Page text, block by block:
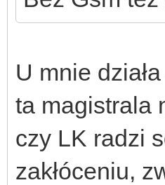
U mnie
ta magistrala
czy LK radzi
zakłóceniu,